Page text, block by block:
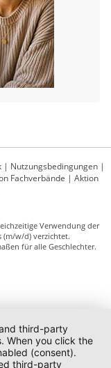
| Nutzungsbedingungen |
Fachverbände | Aktion
Verwendung der
w/d) verzichtet.
für alle Geschlechter.
third-party
When you click the
(consent).
third-party